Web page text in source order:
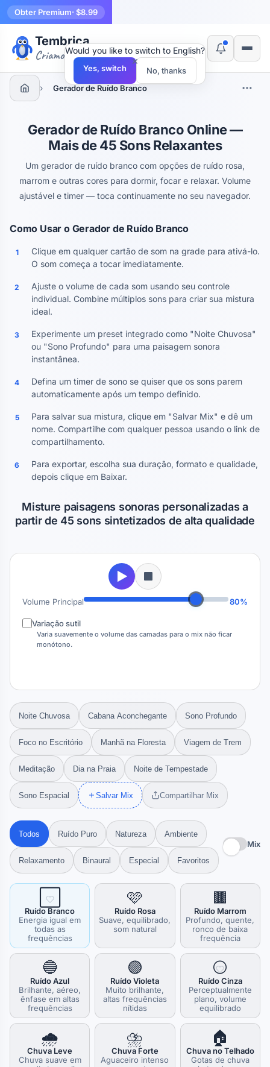
Obter Premium· $8.99
Tembrica
Criamos ferramentas
› Gerador de Ruído Branco
Gerador de Ruído Branco Online —
Mais de 45 Sons Relaxantes
Um gerador de ruído branco com opções de ruído rosa,
marrom e outras cores para dormir, focar e relaxar. Volume
ajustável e timer — toca continuamente no seu navegador.
Como Usar o Gerador de Ruído Branco
1
Clique em qualquer cartão de som na grade para ativá-lo.
O som começa a tocar imediatamente.
2
Ajuste o volume de cada som usando seu controle
individual. Combine múltiplos sons para criar sua mistura
ideal.
3
Experimente um preset integrado como "Noite Chuvosa"
ou "Sono Profundo" para uma paisagem sonora
instantânea.
4
Defina um timer de sono se quiser que os sons parem
automaticamente após um tempo definido.
5
Para salvar sua mistura, clique em "Salvar Mix" e dê um
nome. Compartilhe com qualquer pessoa usando o link de
compartilhamento.
6
Para exportar, escolha sua duração, formato e qualidade,
depois clique em Baixar.
Misture paisagens sonoras personalizadas a
partir de 45 sons sintetizados de alta qualidade
Volume Principal 80%
Variação sutil
Varia suavemente o volume das camadas para o mix não ficar
monótono.
Noite Chuvosa Cabana Aconchegante Sono Profundo
Foco no Escritório Manhã na Floresta Viagem de Trem
Meditação Dia na Praia Noite de Tempestade
Sono Espacial Salvar Mix Compartilhar Mix
Todos Ruído Puro Natureza Ambiente
Relaxamento Binaural Especial Favoritos
Mix
⬜
Ruído Branco
Energia igual em
todas as
frequências
🩷
Ruído Rosa
Suave, equilibrado,
som natural
🟫
Ruído Marrom
Profundo, quente,
ronco de baixa
frequência
🔵
Ruído Azul
Brilhante, aéreo,
ênfase em altas
frequências
🟣
Ruído Violeta
Muito brilhante,
altas frequências
nítidas
⚪
Ruído Cinza
Perceptualmente
plano, volume
equilibrado
🌧️
Chuva Leve
Chuva suave em
⛈️
Chuva Forte
Aguaceiro intenso
🏠
Chuva no Telhado
Gotas de chuva
×
Would you like to switch to English?
Yes, switch No, thanks